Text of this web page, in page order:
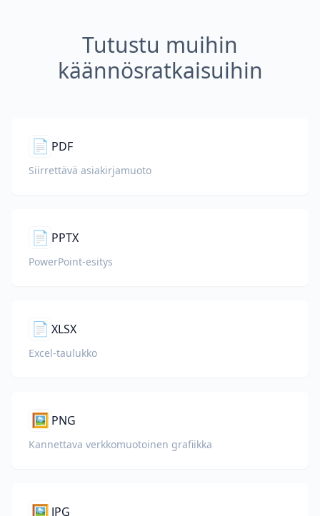
Tutustu muihin
käännösratkaisuihin
📄 PDF
Siirrettävä asiakirjamuoto
📄 PPTX
PowerPoint-esitys
📄 XLSX
Excel-taulukko
🖼️ PNG
Kannettava verkkomuotoinen grafiikka
🖼️ JPG